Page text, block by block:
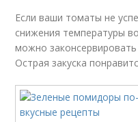
Условия на зиму
Если ваши томаты не
снижения температуры
можно
Острая закуска